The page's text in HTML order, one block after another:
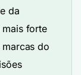
da
mais forte
do